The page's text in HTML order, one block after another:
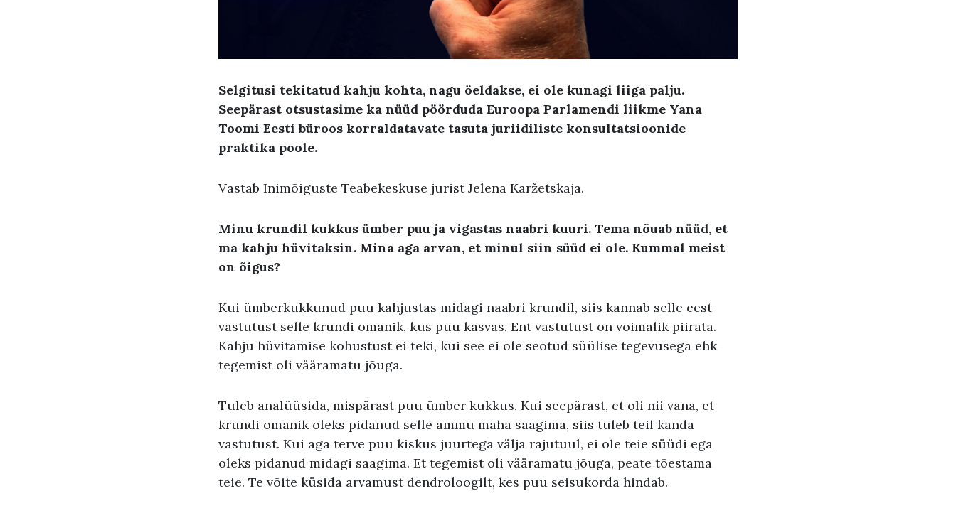
Selgitusi tekitatud kahju kohta, nagu öeldakse, ei ole kunagi liiga palju.
Seepärast otsustasime ka nüüd pöörduda Euroopa Parlamendi liikme Yana
Toomi Eesti büroos korraldatavate tasuta juriidiliste konsultatsioonide
praktika poole.
Vastab Inimõiguste Teabekeskuse jurist Jelena Karžetskaja.
Minu krundil kukkus ümber puu ja vigastas naabri kuuri. Tema nõuab nüüd, et
ma kahju hüvitaksin. Mina aga arvan, et minul siin süüd ei ole. Kummal meist
on õigus?
Kui ümberkukkunud puu kahjustas midagi naabri krundil, siis kannab selle eest
vastutust selle krundi omanik, kus puu kasvas. Ent vastutust on võimalik piirata.
Kahju hüvitamise kohustust ei teki, kui see ei ole seotud süülise tegevusega ehk
tegemist oli vääramatu jõuga.
Tuleb analüüsida, mispärast puu ümber kukkus. Kui seepärast, et oli nii vana, et
krundi omanik oleks pidanud selle ammu maha saagima, siis tuleb teil kanda
vastutust. Kui aga terve puu kiskus juurtega välja rajutuul, ei ole teie süüdi ega
oleks pidanud midagi saagima. Et tegemist oli vääramatu jõuga, peate tõestama
teie. Te võite küsida arvamust dendroloogilt, kes puu seisukorda hindab.